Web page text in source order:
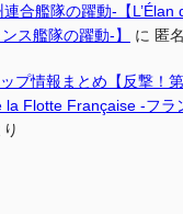
合艦隊の躍動-【L’Élan
ス艦隊の躍動-】
に 匿名
ップ情報まとめ【反撃！
la Flotte Française -フラ